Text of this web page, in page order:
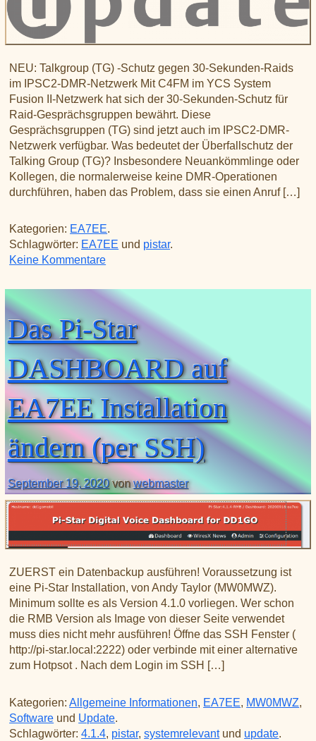
NEU: Talkgroup (TG) -Schutz gegen 30-Sekunden-Raids
im IPSC2-DMR-Netzwerk Mit C4FM im YCS System
Fusion II-Netzwerk hat sich der 30-Sekunden-Schutz für
Raid-Gesprächsgruppen bewährt. Diese
Gesprächsgruppen (TG) sind jetzt auch im IPSC2-DMR-
Netzwerk verfügbar. Was bedeutet der Überfallschutz der
Talking Group (TG)? Insbesondere Neuankömmlinge oder
Kollegen, die normalerweise keine DMR-Operationen
durchführen, haben das Problem, dass sie einen Anruf […]
Kategorien: EA7EE.
Schlagwörter: EA7EE und pistar.
Keine Kommentarezu Info von der PiStar-EA7EE-Gruppe
Das Pi-Star
DASHBOARD auf
EA7EE Installation
ändern (per SSH)
September 19, 2020 vonwebmaster
ZUERST ein Datenbackup ausführen! Voraussetzung ist
eine Pi-Star Installation, von Andy Taylor (MW0MWZ).
Minimum sollte es als Version 4.1.0 vorliegen. Wer schon
die RMB Version als Image von dieser Seite verwendet
muss dies nicht mehr ausführen! Öffne das SSH Fenster (
http://pi-star.local:2222) oder verbinde mit einer alternative
zum Hotpsot . Nach dem Login im SSH […]
Kategorien: Allgemeine Informationen, EA7EE, MW0MWZ,
Software und Update.
Schlagwörter: 4.1.4, pistar,systemrelevantund update.